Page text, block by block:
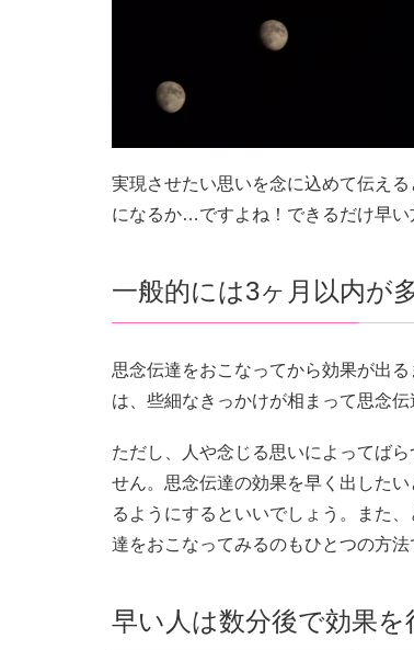
実現させたい思いを念に込めて伝え
になるか…ですよね！できるだけ早い
一般的には3ヶ月以内が
思念伝達をおこなってから効果が出
は、些細なきっかけが相まって思念
ただし、人や念じる思いによってば
せん。思念伝達の効果を早く出した
るようにするといいでしょう。また
達をおこなってみるのもひとつの方法
早い人は数分後で効果